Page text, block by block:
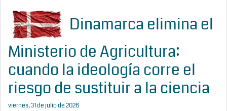
Dinamarca elimina el
Ministerio de Agricultura:
cuando la ideología corre el
riesgo de sustituir a la ciencia
viernes, 31 de julio de 2026